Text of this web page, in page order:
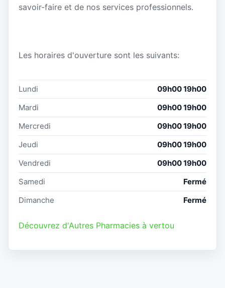
savoir-faire et de nos services professionnels.
Les horaires d'ouverture sont les suivants:
Lundi
09h00 19h00
Mardi
09h00 19h00
Mercredi
09h00 19h00
Jeudi
09h00 19h00
Vendredi
09h00 19h00
Samedi
Fermé
Dimanche
Fermé
Découvrez d'Autres Pharmacies à vertou